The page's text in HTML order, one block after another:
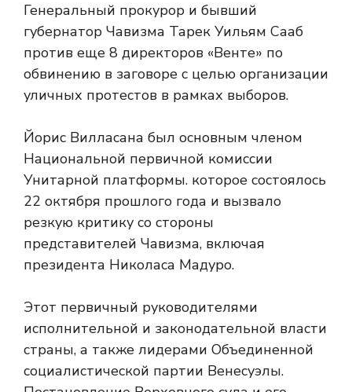
Генеральный прокурор и бывший
губернатор Чавизма Тарек Уильям Сааб
против еще 8 директоров «Венте» по
обвинению в заговоре с целью организации
уличных протестов в рамках выборов.
Йорис Вилласана был основным членом
Национальной первичной комиссии
Унитарной платформы. которое состоялось
22 октября прошлого года и вызвало
резкую критику со стороны
представителей Чавизма, включая
президента Николаса Мадуро.
Этот первичный руководителями
исполнительной и законодательной власти
страны, а также лидерами Объединенной
социалистической партии Венесуэлы.